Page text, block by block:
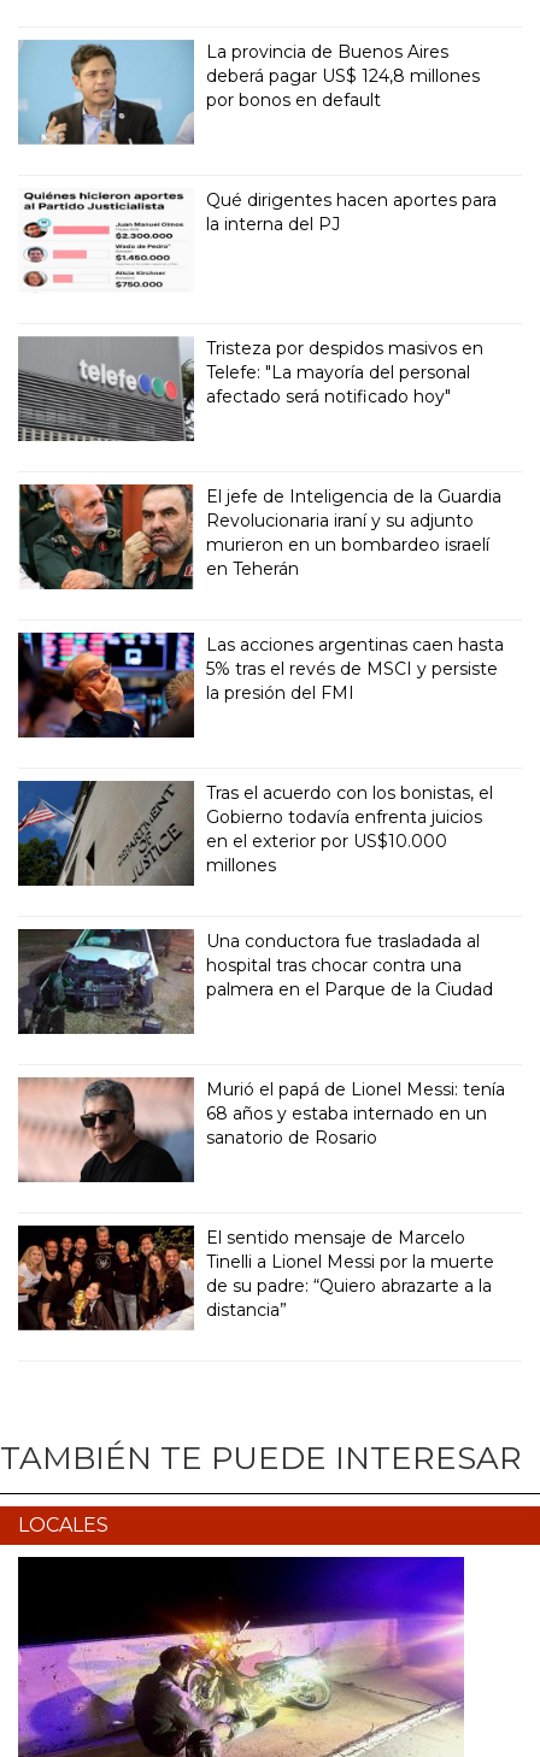
La provincia de Buenos Aires
deberá pagar US$ 124,8 millones
por bonos en default
Qué dirigentes hacen aportes para
la interna del PJ
Tristeza por despidos masivos en
Telefe: "La mayoría del personal
afectado será notificado hoy"
El jefe de Inteligencia de la Guardia
Revolucionaria iraní y su adjunto
murieron en un bombardeo israelí
en Teherán
Las acciones argentinas caen hasta
5% tras el revés de MSCI y persiste
la presión del FMI
Tras el acuerdo con los bonistas, el
Gobierno todavía enfrenta juicios
en el exterior por US$10.000
millones
Una conductora fue trasladada al
hospital tras chocar contra una
palmera en el Parque de la Ciudad
Murió el papá de Lionel Messi: tenía
68 años y estaba internado en un
sanatorio de Rosario
El sentido mensaje de Marcelo
Tinelli a Lionel Messi por la muerte
de su padre: “Quiero abrazarte a la
distancia”
TAMBIÉN TE PUEDE INTERESAR
LOCALES